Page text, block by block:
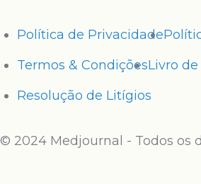
Política de Privacidade
Termos & CondiçõesLivro
Resolução de Litígios
© 2024 Medjournal - Todos os